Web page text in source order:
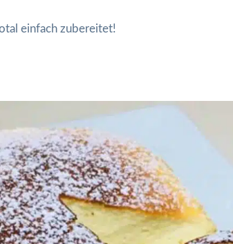
einfach zubereitet!